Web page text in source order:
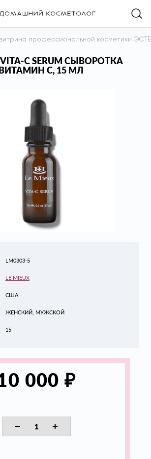
профессиональной косметики
VITA-C SERUM СЫВОРОТКА
С, 15 МЛ
LM0303-5
LE MIEUX
США
ЖЕНСКИЙ, МУЖСКОЙ
15
000₽